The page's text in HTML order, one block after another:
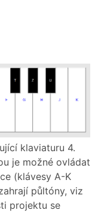
klaviaturu 4.
je možné ovládat
(klávesy A-K
půltóny, viz
projektu se